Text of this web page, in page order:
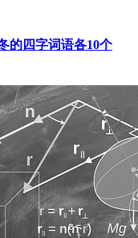
的四字词语各10个